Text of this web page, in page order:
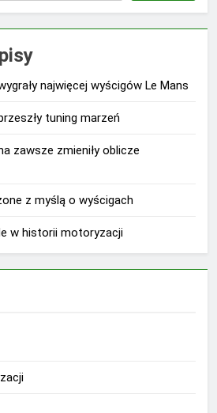
najwięcej wyścigów Le Mans
tuning marzeń
zawsze zmieniły oblicze
z myślą o wyścigach
w historii motoryzacji